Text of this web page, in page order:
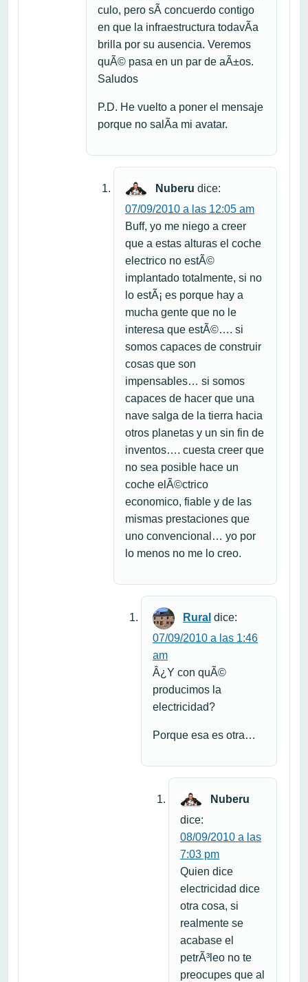
culo, pero sÃ­ concuerdo contigo
en que la infraestructura todavÃ­a
brilla por su ausencia. Veremos
quÃ© pasa en un par de aÃ±os.
Saludos
P.D. He vuelto a poner el mensaje
porque no salÃ­a mi avatar.
Nuberu dice:
07/09/2010 a las 12:05 am
Buff, yo me niego a creer
que a estas alturas el coche
electrico no estÃ©
implantado totalmente, si no
lo estÃ¡ es porque hay a
mucha gente que no le
interesa que estÃ©…. si
somos capaces de construir
cosas que son
impensables… si somos
capaces de hacer que una
nave salga de la tierra hacia
otros planetas y un sin fin de
inventos…. cuesta creer que
no sea posible hace un
coche elÃ©ctrico
economico, fiable y de las
mismas prestaciones que
uno convencional… yo por
lo menos no me lo creo.
Rural dice:
07/09/2010 a las 1:46
am
Â¿Y con quÃ©
producimos la
electricidad?
Porque esa es otra…
Nuberu
dice:
08/09/2010 a las
7:03 pm
Quien dice
electricidad dice
otra cosa, si
realmente se
acabase el
petrÃ³leo no te
preocupes que al